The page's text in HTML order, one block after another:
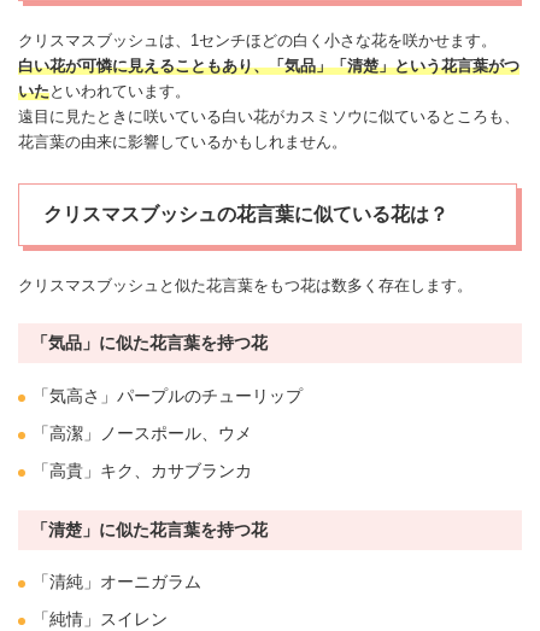
クリスマスブッシュは、1センチほどの白く小さな花を咲かせます。
白い花が可憐に見えることもあり、「気品」「清楚」という花言葉がつ
いたといわれています。
遠目に見たときに咲いている白い花がカスミソウ に似ているところも、
花言葉の由来に影響しているかもしれません。
クリスマスブッシュの花言葉に似ている花は？
クリスマスブッシュと似た花言葉をもつ花は数多く存在します。
「気品」に似た花言葉を持つ花
「気高さ」パープルのチューリップ
「高潔」
ノースポール
ウメ
「高貴」 キク カサブランカ
「清楚」に似た花言葉を持つ花
「清純」オーニガラム
「純情」 スイレン